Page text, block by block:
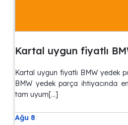
Kartal uygun fiyatlı
Kartal uygun fiyatlı BMW yedek
BMW yedek parça ihtiyacında
tam uyum[…]
Ağu 8